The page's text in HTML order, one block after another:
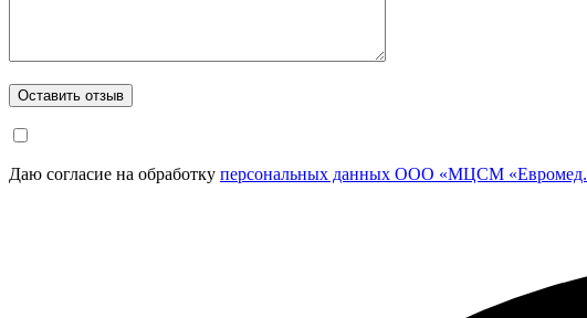
Даю согласие на обработку персональных данных ООО «МЦСМ «Евромед.